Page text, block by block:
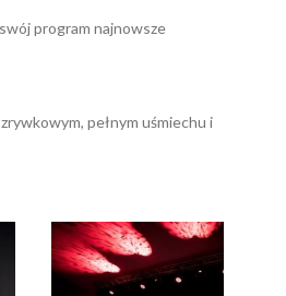
program najnowsze
pełnym uśmiechu i